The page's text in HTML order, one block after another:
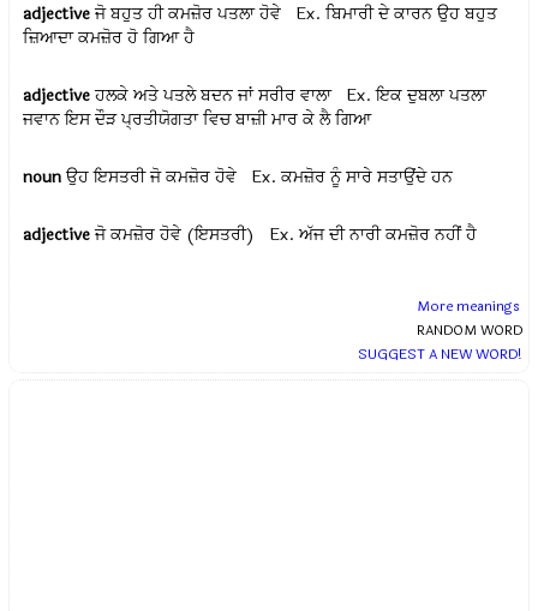
adjective ਜੋ ਬਹੁਤ ਹੀ ਕਮਜ਼ੋਰ ਪਤਲਾ ਹੋਵੇ Ex.ਬਿਮਾਰੀ ਦੇ ਕਾਰਨ ਉਹ ਬਹੁਤ
ਜ਼ਿਆਦਾ ਕਮਜ਼ੋਰ ਹੋ ਗਿਆ ਹੈ
adjective ਹਲਕੇ ਅਤੇ ਪਤਲੇ ਬਦਨ ਜਾਂ ਸਰੀਰ ਵਾਲਾ Ex.ਇਕ ਦੁਬਲਾ ਪਤਲਾ
ਜਵਾਨ ਇਸ ਦੌੜ ਪ੍ਰਤੀਯੋਗਤਾ ਵਿਚ ਬਾਜ਼ੀ ਮਾਰ ਕੇ ਲੈ ਗਿਆ
noun ਉਹ ਇਸਤਰੀ ਜੋ ਕਮਜ਼ੋਰ ਹੋਵੇ Ex.ਕਮਜ਼ੋਰ ਨੂੰ ਸਾਰੇ ਸਤਾਉਂਦੇ ਹਨ
adjective ਜੋ ਕਮਜ਼ੋਰ ਹੋਵੇ (ਇਸਤਰੀ) Ex.ਅੱਜ ਦੀ ਨਾਰੀ ਕਮਜ਼ੋਰ ਨਹੀਂ ਹੈ
More meanings
RANDOM WORD
SUGGEST A NEW WORD!